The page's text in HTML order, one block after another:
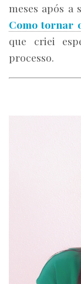
meses após a
Como tornar
que criei
processo.